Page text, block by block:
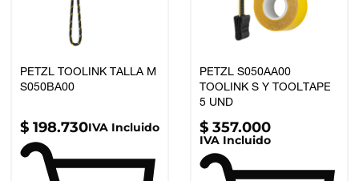
PETZL TOOLINK TALLA M
S050BA00
$ 198.730IVA Incluido
PETZL S050AA00
TOOLINK S Y TOOLTAPE
5 UND
$ 357.000
IVA Incluido